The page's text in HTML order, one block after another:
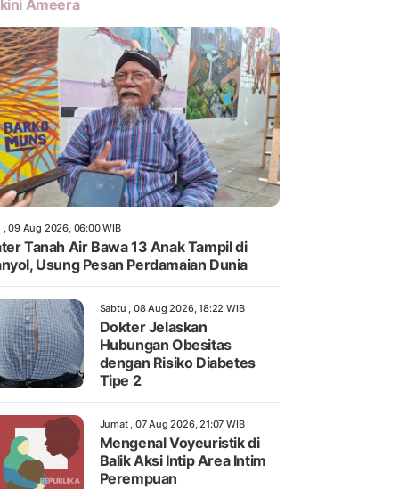
Ameera
, 09 Aug 2026, 06:00 WIB
Tanah Air Bawa 13 Anak Tampil di
Usung Pesan Perdamaian Dunia
Sabtu , 08 Aug 2026, 18:22 WIB
Dokter Jelaskan
Hubungan Obesitas
dengan Risiko Diabetes
Tipe 2
Jumat , 07 Aug 2026, 21:07 WIB
Mengenal Voyeuristik di
Balik Aksi Intip Area Intim
Perempuan